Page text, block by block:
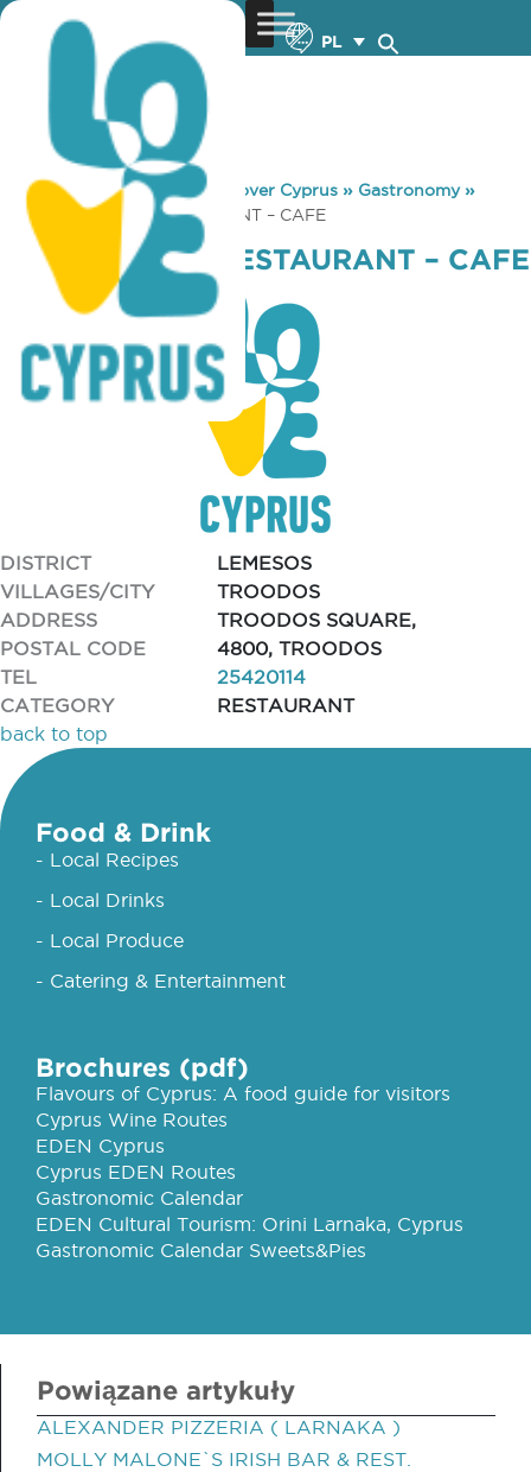
PL
You are here: Home »Discover Cyprus » Gastronomy»
FEREOS PARK RESTAURANT – CAFE
FEREOS PARK RESTAURANT – CAFE
DISTRICT
LEMESOS
VILLAGES/CITY
TROODOS
ADDRESS
TROODOS SQUARE,
POSTAL CODE
4800, TROODOS
TEL
25420114
CATEGORY
RESTAURANT
back to top
Food & Drink
- Local Recipes
- Local Drinks
- Local Produce
- Catering & Entertainment
Brochures (pdf)
Flavours of Cyprus: A food guide for visitors
Cyprus Wine Routes
EDEN Cyprus
Cyprus EDEN Routes
Gastronomic Calendar
EDEN Cultural Tourism: Orini Larnaka, Cyprus
Gastronomic Calendar Sweets&Pies
Powiązane artykuły
ALEXANDER PIZZERIA ( LARNAKA )
MOLLY MALONE`S IRISH BAR & REST.